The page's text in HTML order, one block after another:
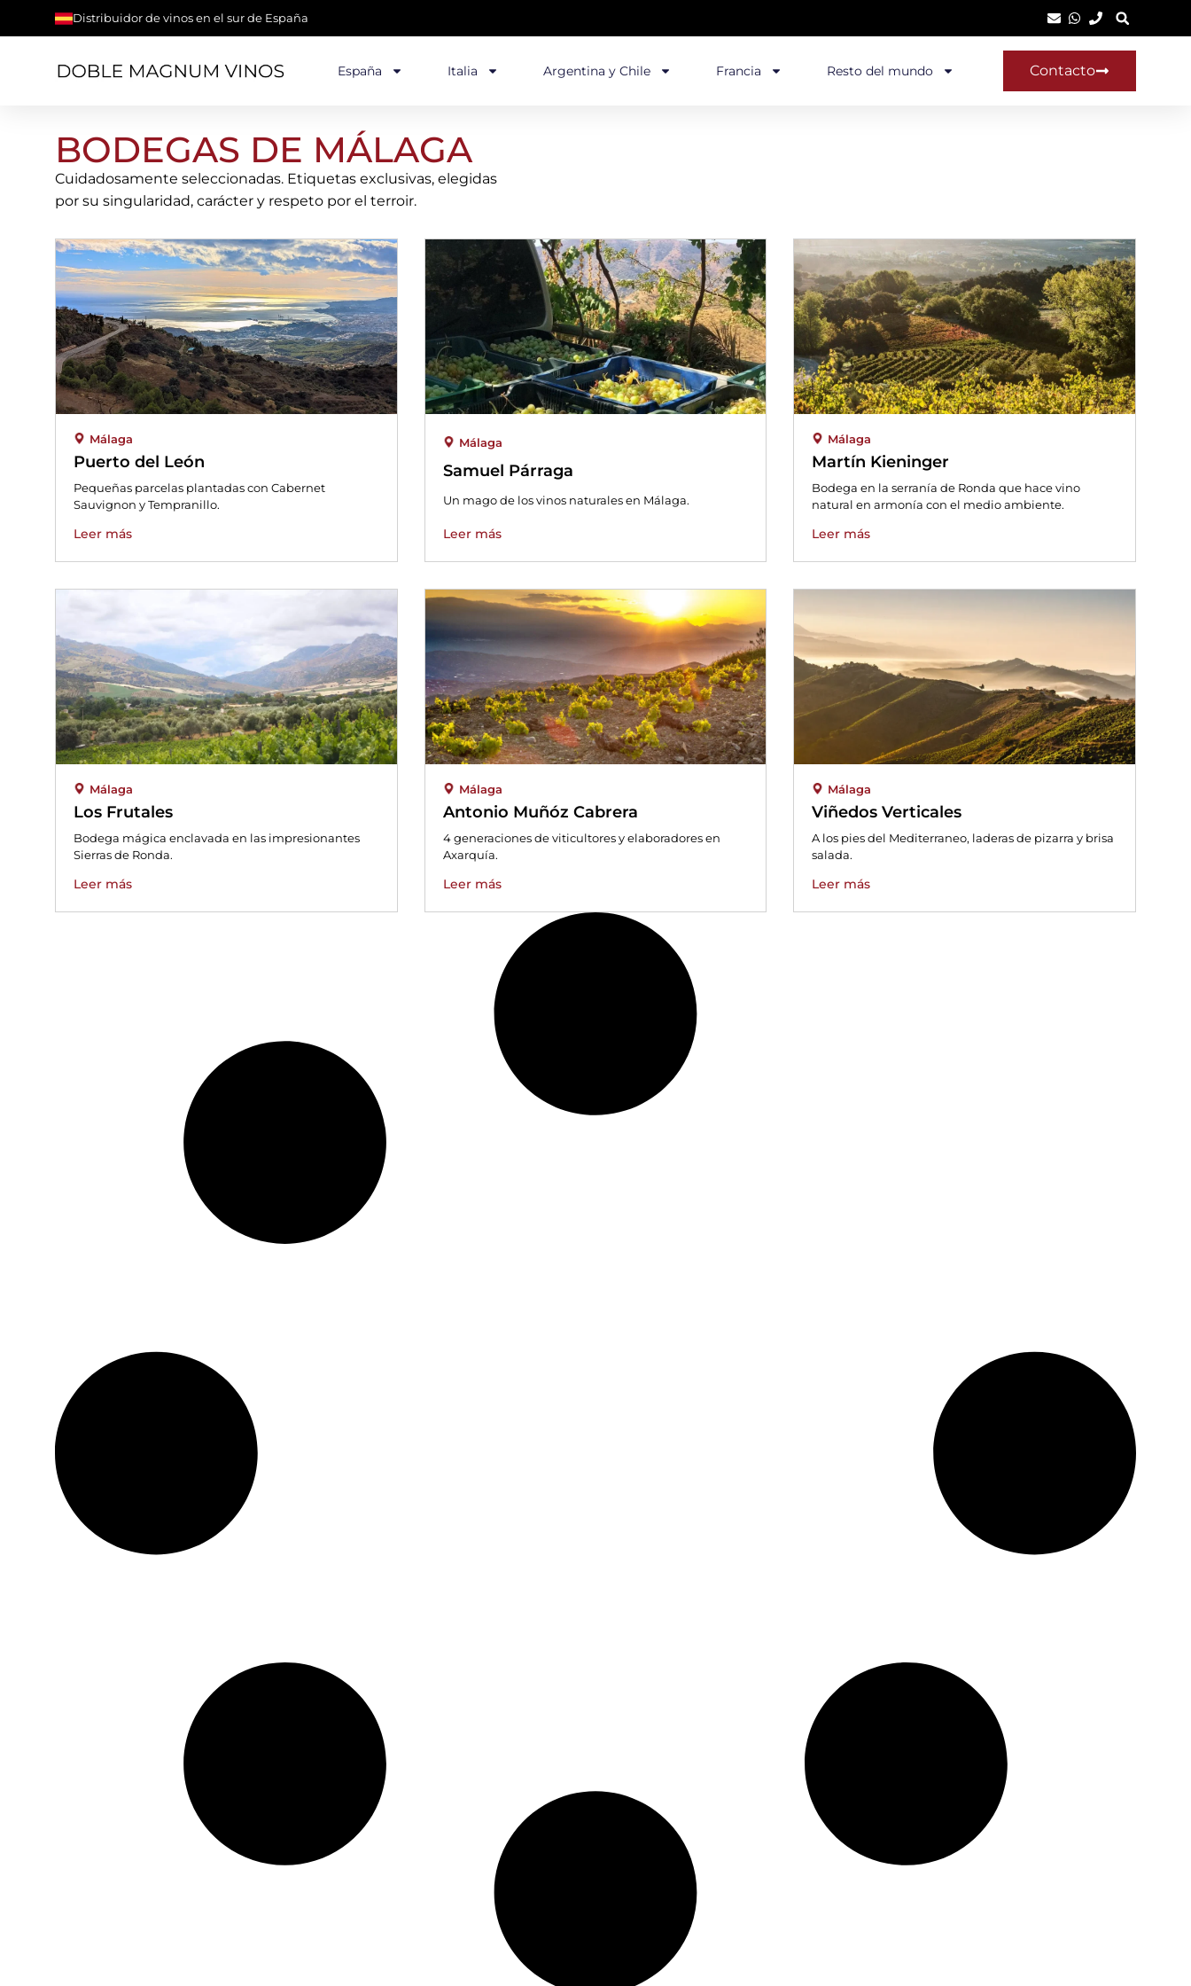
Distribuidor de vinos en el sur de España
España Italia Argentina y Chile Francia Resto del mundo Contacto
BODEGAS DE MÁLAGA
Cuidadosamente seleccionadas. Etiquetas exclusivas, elegidas
por su singularidad, carácter y respeto por el terroir.
Málaga
Puerto del León
Pequeñas parcelas plantadas con Cabernet
Sauvignon y Tempranillo.
Leer más
Málaga
Samuel Párraga
Un mago de los vinos naturales en Málaga.
Leer más
Málaga
Martín Kieninger
Bodega en la serranía de Ronda que hace vino
natural en armonía con el medio ambiente.
Leer más
Málaga
Los Frutales
Bodega mágica enclavada en las impresionantes
Sierras de Ronda.
Leer más
Málaga
Antonio Muñóz Cabrera
4 generaciones de viticultores y elaboradores en
Axarquía.
Leer más
Málaga
Viñedos Verticales
A los pies del Mediterraneo, laderas de pizarra y brisa
salada.
Leer más